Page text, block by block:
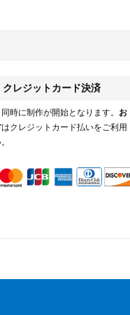
クレジットカード決済
時に制作が開始となります。 お
はクレジットカード払いをご利用